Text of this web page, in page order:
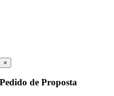
×
Pedido de Proposta